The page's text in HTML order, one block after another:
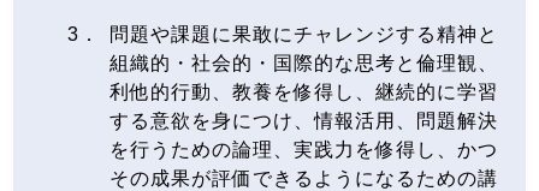
問題や課題に果敢にチャレンジする精神と
組織的・社会的・国際的な思考と倫理観、
利他的行動、教養を修得し、継続的に学習
する意欲を身につけ、情報活用、問題解決
を行うための論理、実践力を修得し、かつ
その成果が評価できるようになるための講